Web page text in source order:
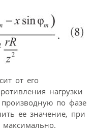
от его
нагрузки
по фазе
ее значение, при